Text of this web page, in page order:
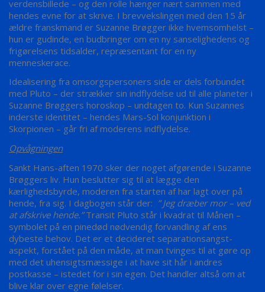
verdensbillede – og den rolle hænger nært sammen med
hendes evne for at skrive. I brevvekslingen med den 15 år
ældre franskmand er Suzanne Brøgger ikke hvemsomhelst –
hun er gudinde, en budbringer om en ny sanselighedens og
frigørelsens tidsalder, repræsentant for en ny
menneskerace.
Idealisering fra omsorgspersoners side er dels forbundet
med Pluto – der strækker sin indflydelse ud til alle planeter i
Suzanne Brøggers horoskop – undtagen to. Kun Suzannes
inderste identitet – hendes Mars-Sol konjunktion i
Skorpionen – går fri af moderens indflydelse.
Opvågningen
Sankt Hans-aften 1970 sker der noget afgørende i Suzanne
Brøggers liv. Hun beslutter sig til at lægge den
kærlighedsbyrde, moderen fra starten af har lagt over på
hende, fra sig. I dagbogen står der: ” Jegdræbermor – ved
at afskrive hende.”Transit Pluto står i kvadrat til Månen –
symbolet på en pinedød nødvendig forvandling af ens
dybeste behov. Det er et decideret separationsangst-
aspekt, forstået på den måde, at man tvinges til at gøre op
med det uhensigtsmæssige i at have sit hår i andres
postkasse – istedet for i sin egen. Det handler altså om at
blive klar over egne følelser.